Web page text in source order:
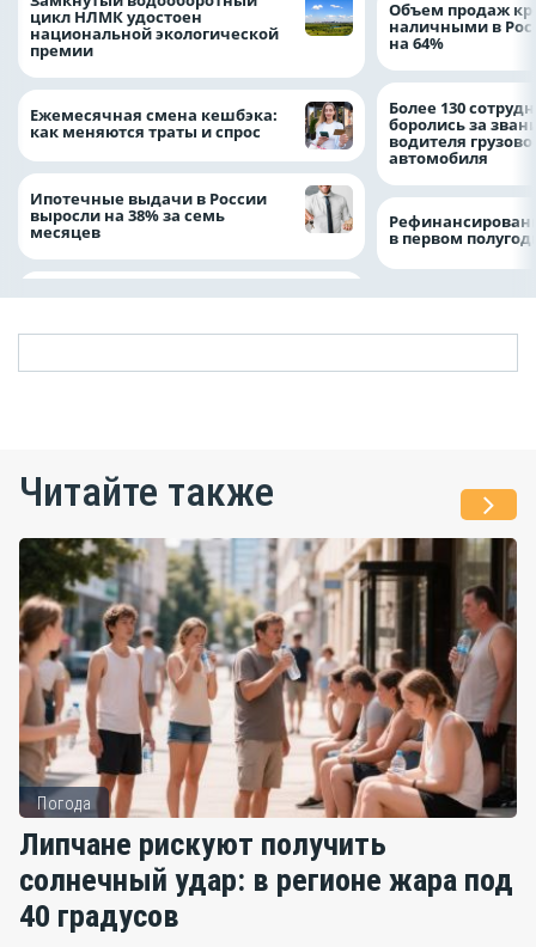
цикл НЛМК удостоен
национальной экологической
премии
Ежемесячная смена кешбэка:
как меняются траты и спрос
Ипотечные выдачи в России
выросли на 38% за семь
месяцев
Объем продаж
наличными в
на 64%
Более 130
боролись за
водителя
автомобиля
в первом
Читайте также
Погода
Липчане рискуют получить
солнечный удар: в регионе жара под
40 градусов